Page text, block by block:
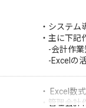
・システム
・主に下記
-会計作業
-Excelの
・ Excel数
・管理会計